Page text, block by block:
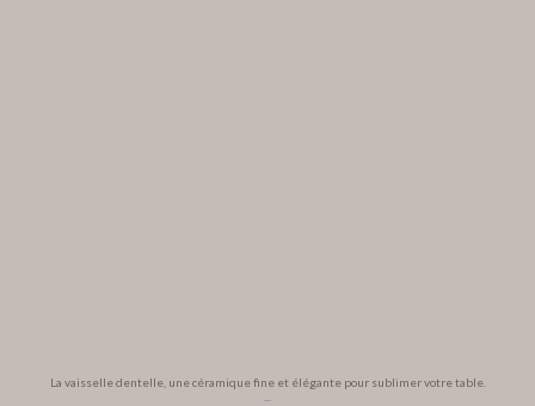
La vaisselle dentelle, une céramique fine et élégante pour sublimer votre table.
...